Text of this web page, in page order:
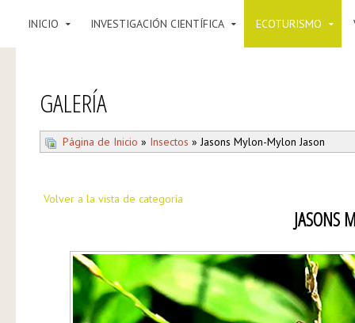
INICIO INVESTIGACIÓN CIENTÍFICA ECOTURISMO
GALERÍA
Página de Inicio » Insectos » Jasons Mylon-Mylon Jason
Volver a la vista de categoría
JASONS